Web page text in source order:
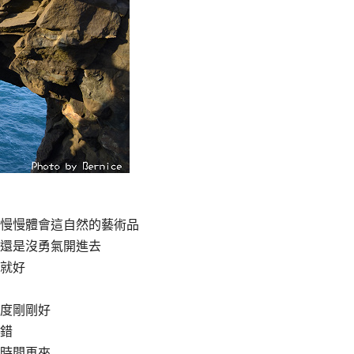
慢體會這自然的藝術品
是沒勇氣開進去
好
剛剛好